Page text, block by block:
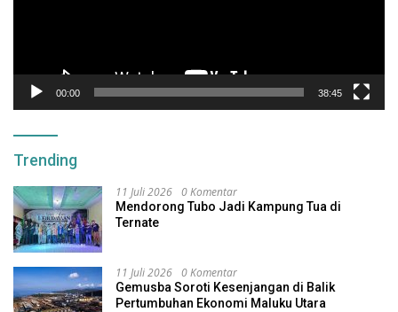
00:00 38:45
Trending
11 Juli 2026 0 Komentar
Mendorong Tubo Jadi Kampung Tua di
Ternate
11 Juli 2026 0 Komentar
Gemusba Soroti Kesenjangan di Balik
Pertumbuhan Ekonomi Maluku Utara